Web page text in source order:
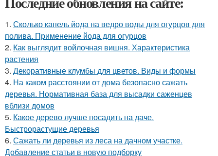
1. Сколько капель йода на ведро воды для огурцов для
полива. Применение йода для огурцов
2. Как выглядит войлочная вишня. Характеристика
растения
3. Декоративные клумбы для цветов. Виды и формы
4. На каком расстоянии от дома безопасно сажать
деревья. Нормативная база для высадки саженцев
вблизи домов
5. Какое дерево лучше посадить на даче.
Быстрорастущие деревья
6. Сажать ли деревья из леса на дачном участке.
Добавление статьи в новую подборку